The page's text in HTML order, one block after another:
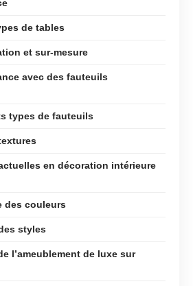
de tables
et sur-mesure
avec des fauteuils
types de fauteuils
en décoration intérieure
des couleurs
styles
l’ameublement de luxe sur